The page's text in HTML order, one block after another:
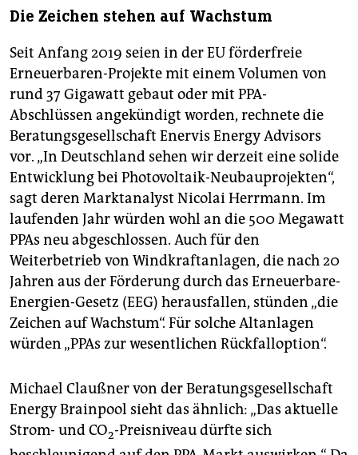
Die Zeichen stehen auf Wachstum
Seit Anfang 2019 seien in der EU förderfreie
Erneuerbaren-Projekte mit einem Volumen von
rund 37 Gigawatt gebaut oder mit PPA-
Abschlüssen angekündigt worden, rechnete die
Beratungsgesellschaft Enervis Energy Advisors
vor. „In Deutschland sehen wir derzeit eine solide
Entwicklung bei Photovoltaik-Neubauprojekten“,
sagt deren Marktanalyst Nicolai Herrmann. Im
laufenden Jahr würden wohl an die 500 Megawatt
PPAs neu abgeschlossen. Auch für den
Weiterbetrieb von Windkraftanlagen, die nach 20
Jahren aus der Förderung durch das Erneuerbare-
Energien-Gesetz (EEG) herausfallen, stünden „die
Zeichen auf Wachstum“. Für solche Altanlagen
würden „PPAs zur wesentlichen Rückfalloption“.
Michael Claußner von der Beratungsgesellschaft
Energy Brainpool sieht das ähnlich: „Das aktuelle
Strom- und CO2-Preisniveau dürfte sich